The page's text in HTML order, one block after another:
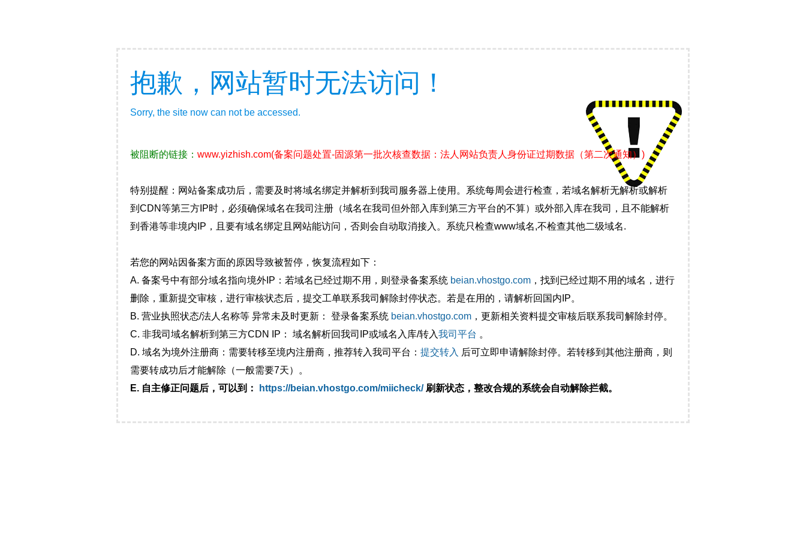
抱歉，网站暂时无法访问！
Sorry, the site now can not be accessed.
被阻断的链接： www.yizhish.com(备案问题处置-固源第一批次核查数据：法人网站负责人身份证过期数据（第二次通知）)
特别提醒：网站备案成功后，需要及时将域名绑定并解析到我司服务器上使用。系统每周会进行检查，若域名解析无解析或解析
到CDN等第三方IP时，必须确保域名在我司注册（域名在我司但外部入库到第三方平台的不算）或外部入库在我司，且不能解析
到香港等非境内IP，且要有域名绑定且网站能访问，否则会自动取消接入。系统只检查www域名,不检查其他二级域名.
若您的网站因备案方面的原因导致被暂停，恢复流程如下：
A. 备案号中有部分域名指向境外IP：若域名已经过期不用，则登录备案系统 beian.vhostgo.com ，找到已经过期不用的域名，进行
删除，重新提交审核，进行审核状态后，提交工单联系我司解除封停状态。若是在用的，请解析回国内IP。
B. 营业执照状态/法人名称等 异常未及时更新： 登录备案系统 beian.vhostgo.com ，更新相关资料提交审核后联系我司解除封停。
C. 非我司域名解析到第三方CDN IP： 域名解析回我司IP或域名入库/转入我司平台 。
D. 域名为境外注册商：需要转移至境内注册商，推荐转入我司平台： 提交转入 后可立即申请解除封停。若转移到其他注册商，则
需要转成功后才能解除（一般需要7天）。
E. 自主修正问题后，可以到：
https://beian.vhostgo.com/miicheck/刷新状态，整改合规的系统会自动解除拦截。